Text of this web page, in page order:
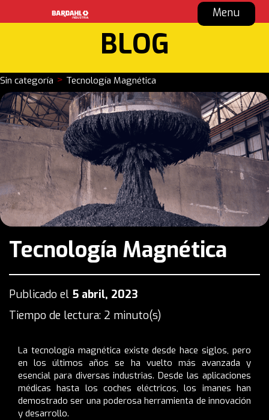
Menu
BLOG
Sin categoría > Tecnología Magnética
Tecnología Magnética
Publicado el 5 abril, 2023
Tiempo de lectura: 2 minuto(s)
La tecnología magnética existe desde hace siglos, pero
en los últimos años se ha vuelto más avanzada y
esencial para diversas industrias. Desde las aplicaciones
médicas hasta los coches eléctricos, los imanes han
demostrado ser una poderosa herramienta de innovación
y desarrollo.